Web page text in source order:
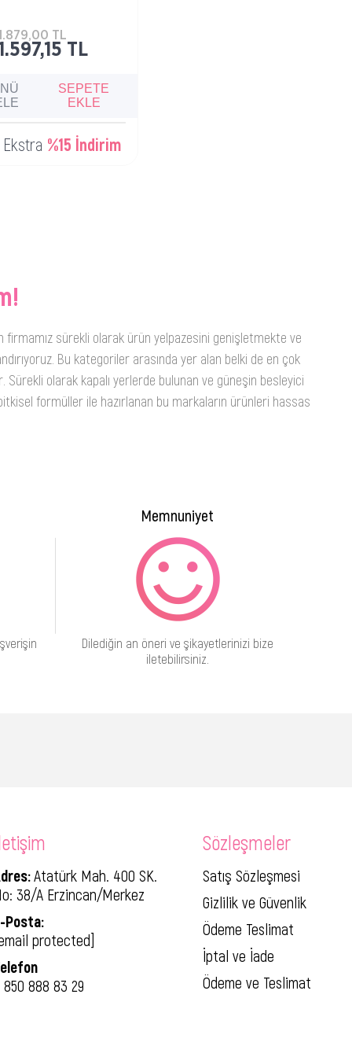
TL
TL
%15 İndirim
SEPETE
EKLE
firmamız sürekli olarak ürün yelpazesini genişletmekte ve
Bu kategoriler arasında yer alan belki de en çok
olarak kapalı yerlerde bulunan ve güneşin besleyici
formüller ile hazırlanan bu markaların ürünleri hassas
Memnuniyet
Dilediğin an öneri ve şikayetlerinizi bize
iletebilirsiniz.
Atatürk Mah. 400 SK.
38/A Erzincan/Merkez
Posta:
protected]
850 888 83 29
Sözleşmeler
Satış Sözleşmesi
Gizlilik ve Güvenlik
Ödeme Teslimat
İptal ve İade
Ödeme ve Teslimat